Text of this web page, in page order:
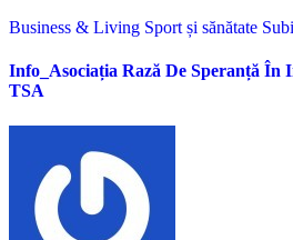
Business & Living Sport și sănătate
Info_Asociația Rază De Speranță În
TSA